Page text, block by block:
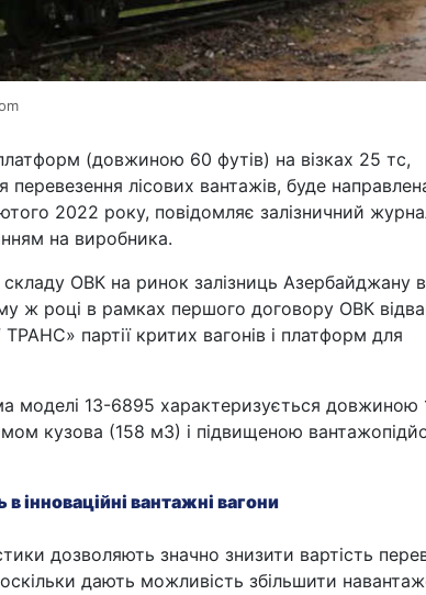
(довжиною 60 футів) на візках 25 тс,
перевезення лісових вантажів, буде
2022 року, повідомляє залізничний
на виробника.
ОВК на ринок залізниць Азербайджану
ж році в рамках першого договору ОВК
партії критих вагонів і платформ для
моделі 13-6895 характеризується довжиною
кузова (158 м3) і підвищеною
в інноваційні вантажні вагони
дозволяють значно знизити вартість
дають можливість збільшити